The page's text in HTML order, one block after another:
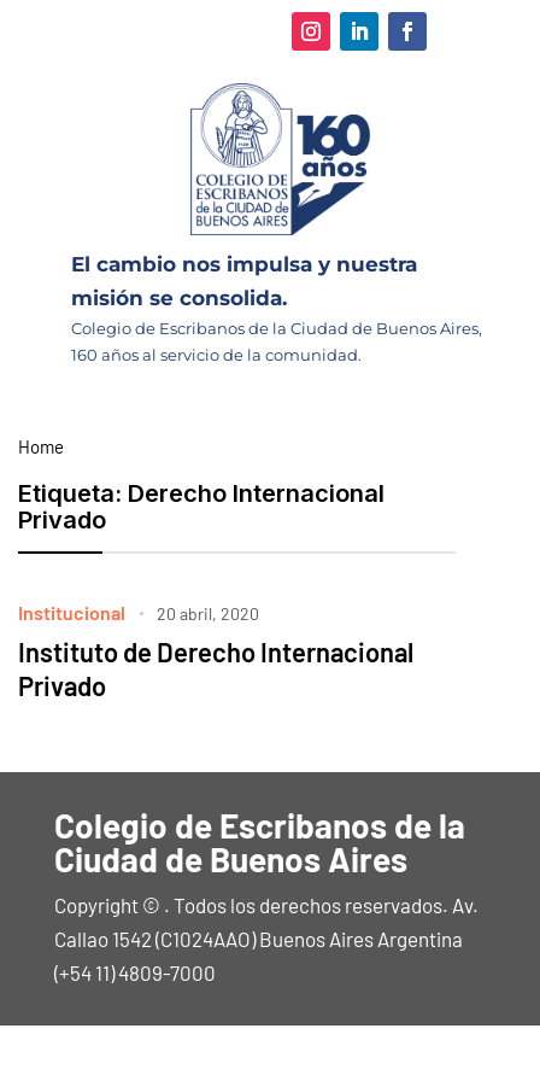
El cambio nos impulsa y nuestra
misión se consolida.
Colegio de Escribanos de la Ciudad de Buenos Aires,
160 años al servicio de la comunidad.
Home
Etiqueta: Derecho Internacional
Privado
Institucional 20 abril, 2020
Instituto de Derecho Internacional
Privado
Colegio de Escribanos de la
Ciudad de Buenos Aires
Copyright © . Todos los derechos reservados. Av.
Callao 1542 (C1024AAO) Buenos Aires Argentina
(+54 11) 4809-7000